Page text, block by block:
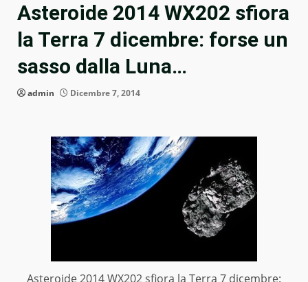
Asteroide 2014 WX202 sfiora
la Terra 7 dicembre: forse un
sasso dalla Luna…
admin Dicembre 7, 2014
Asteroide 2014 WX202 sfiora la Terra 7 dicembre: